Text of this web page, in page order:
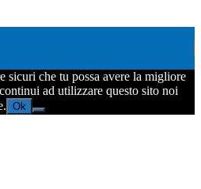
sicuri che tu possa avere la migliore
ad utilizzare questo sito noi
Ok